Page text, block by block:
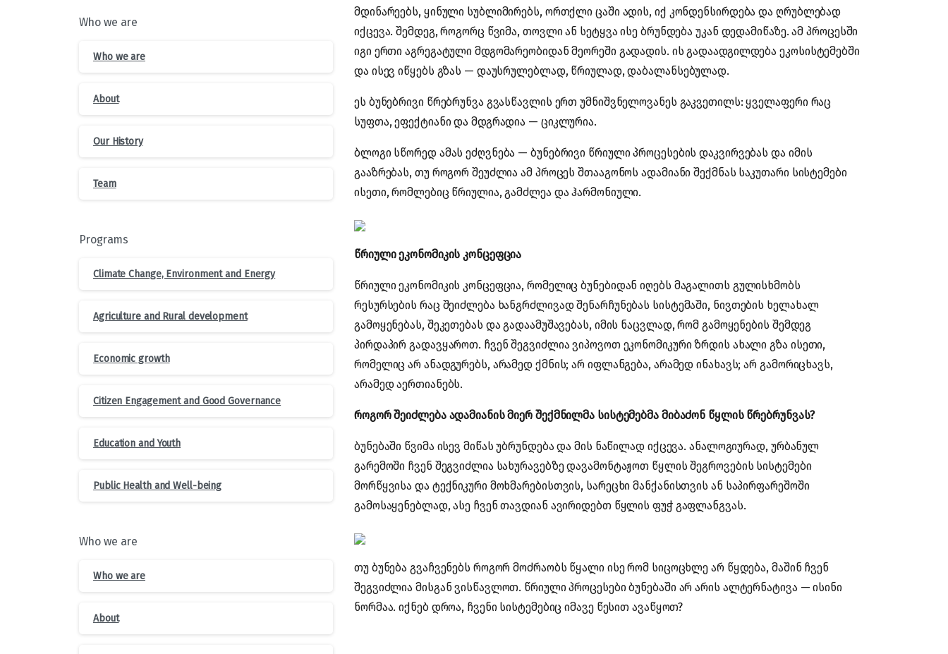
Who we are
Who we are
About
Our History
Team
Programs
Climate Change, Environment and Energy
Agriculture and Rural development
Economic growth
Citizen Engagement and Good Governance
Education and Youth
Public Health and Well-being
Who we are
Who we are
About
მდინარეებს, ყინული სუბლიმირებს, ორთქლი ცაში ადის, იქ კონდენსირდება და ღრუბლებად
იქცევა. შემდეგ, როგორც წვიმა, თოვლი ან სეტყვა ისე ბრუნდება უკან დედამიწაზე. ამ პროცესში
იგი ერთი აგრეგატული მდგომარეობიდან მეორეში გადადის. ის გადაადგილდება ეკოსისტემებში
და ისევ იწყებს გზას — დაუსრულებლად, წრიულად, დაბალანსებულად.
ეს ბუნებრივი წრებრუნვა გვასწავლის ერთ უმნიშვნელოვანეს გაკვეთილს: ყველაფერი რაც
სუფთა, ეფექტიანი და მდგრადია — ციკლურია.
ბლოგი სწორედ ამას ეძღვნება — ბუნებრივი წრიული პროცესების დაკვირვებას და იმის
გააზრებას, თუ როგორ შეუძლია ამ პროცეს შთააგონოს ადამიანი შექმნას საკუთარი სისტემები
ისეთი, რომლებიც წრიულია, გამძლეა და ჰარმონიული.
წრიული ეკონომიკის კონცეფცია
წრიული ეკონომიკის კონცეფცია, რომელიც ბუნებიდან იღებს მაგალითს გულისხმობს
რესურსების რაც შეიძლება ხანგრძლივად შენარჩუნებას სისტემაში, ნივთების ხელახალ
გამოყენებას, შეკეთებას და გადაამუშავებას, იმის ნაცვლად, რომ გამოყენების შემდეგ
პირდაპირ გადავყაროთ. ჩვენ შეგვიძლია ვიპოვოთ ეკონომიკური ზრდის ახალი გზა ისეთი,
რომელიც არ ანადგურებს, არამედ ქმნის; არ იფლანგება, არამედ ინახავს; არ გამორიცხავს,
არამედ აერთიანებს.
როგორ შეიძლება ადამიანის მიერ შექმნილმა სისტემებმა მიბაძონ წყლის წრებრუნვას?
ბუნებაში წვიმა ისევ მიწას უბრუნდება და მის ნაწილად იქცევა. ანალოგიურად, ურბანულ
გარემოში ჩვენ შეგვიძლია სახურავებზე დავამონტაჟოთ წყლის შეგროვების სისტემები
მორწყვისა და ტექნიკური მოხმარებისთვის, სარეცხი მანქანისთვის ან საპირფარეშოში
გამოსაყენებლად, ასე ჩვენ თავდიან ავირიდებთ წყლის ფუჭ გაფლანგვას.
თუ ბუნება გვაჩვენებს როგორ მოძრაობს წყალი ისე რომ სიცოცხლე არ წყდება, მაშინ ჩვენ
შეგვიძლია მისგან ვისწავლოთ. წრიული პროცესები ბუნებაში არ არის ალტერნატივა — ისინი
ნორმაა. იქნებ დროა, ჩვენი სისტემებიც იმავე წესით ავაწყოთ?